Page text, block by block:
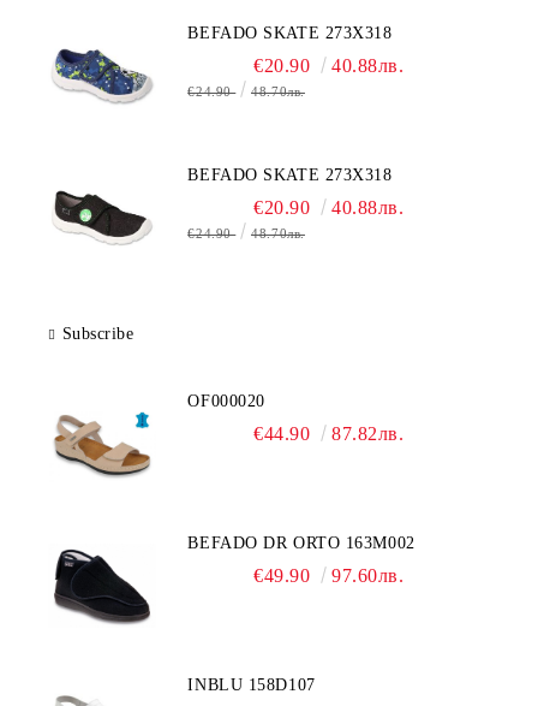
BEFADO SKATE 273X318
€20.90 40.88лв.
€24.90 48.70лв.
BEFADO SKATE 273X318
€20.90 40.88лв.
€24.90 48.70лв.
Subscribe
OF000020
€44.90 87.82лв.
BEFADO DR ORTO 163M002
€49.90 97.60лв.
INBLU 158D107